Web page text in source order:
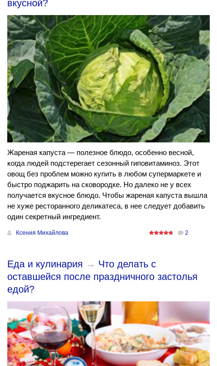
вкусной?
Жареная капуста — полезное блюдо, особенно весной,
когда людей подстерегает сезонный гиповитаминоз. Этот
овощ без проблем можно купить в любом супермаркете и
быстро поджарить на сковородке. Но далеко не у всех
получается вкусное блюдо. Чтобы жареная капуста вышла
не хуже ресторанного деликатеса, в нее следует добавить
один секретный ингредиент.
Ксения Михайлова 2
Еда и кулинария → Что делать с
оставшейся после праздничного застолья
едой?